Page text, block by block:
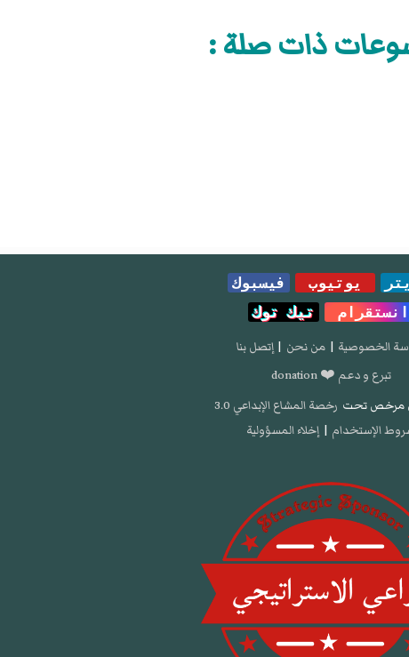
ذات صلة :
يوتيوب
فيسبوك
انستقرام
تيك توك
الخصوصية | من نحن | إتصل بنا
تبرع و دعم ❤️ donation
مرخص تحت رخصة المشاع الإبداعي 3.0
الإستخدام | إخلاء المسؤولية